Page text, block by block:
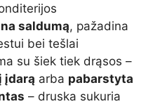
saldumą, pažadina
bei tešlai
su šiek tiek drąsos –
įdarą arba pabarstyta
– druska sukuria